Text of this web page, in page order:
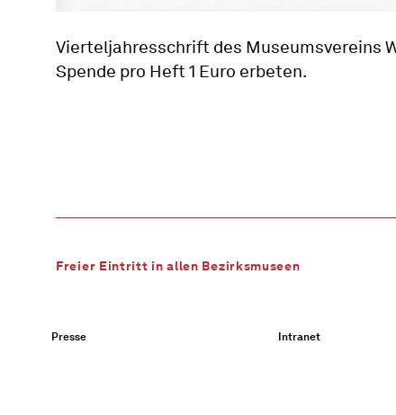
Vierteljahresschrift des Museumsvereins
Spende pro Heft 1 Euro erbeten.
Freier Eintritt in allen Bezirksmuseen
Presse Intranet